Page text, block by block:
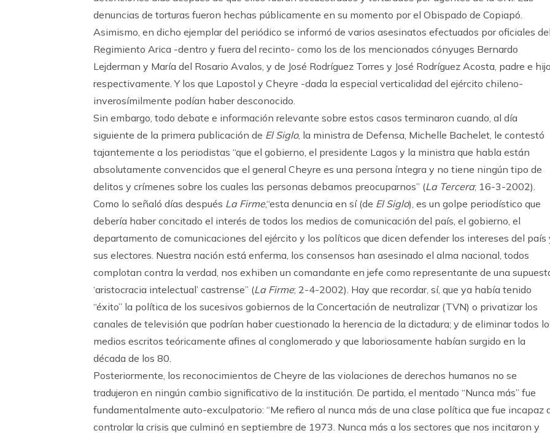
denuncias de torturas fueron hechas públicamente en su momento por el Obispado de Copiapó.
Asimismo, en dicho ejemplar del periódico se informó de varios asesinatos efectuados por oficiales del
Regimiento Arica -dentro y fuera del recinto- como los de los mencionados cónyuges Bernardo
Lejderman y María del Rosario Avalos, y de José Rodríguez Torres y José Rodríguez Acosta, padre e hijo
respectivamente. Y los que Lapostol y Cheyre -dada la especial verticalidad del ejército chileno-
inverosímilmente podían haber desconocido.
Sin embargo, todo debate e información relevante sobre estos casos terminaron cuando, al día
siguiente de la primera publicación de El Siglo, la ministra de Defensa, Michelle Bachelet, le contestó
tajantemente a los periodistas “que el gobierno, el presidente Lagos y la ministra que habla están
absolutamente convencidos que el general Cheyre es una persona íntegra y no tiene ningún tipo de
delitos y crímenes sobre los cuales las personas debamos preocuparnos” (La Tercera; 16-3-2002).
Como lo señaló días después La Firme,“esta denuncia en sí (de El Siglo), es un golpe periodístico que
debería haber concitado el interés de todos los medios de comunicación del país, el gobierno, el
departamento de comunicaciones del ejército y los políticos que dicen defender los intereses del país
sus electores. Nuestra nación está enferma, los consensos han asesinado el alma nacional, todos
complotan contra la verdad, nos exhiben un comandante en jefe como representante de una
‘aristocracia intelectual’ castrense” (La Firme; 2-4-2002). Hay que recordar, sí, que ya había tenido
“éxito” la política de los sucesivos gobiernos de la Concertación de neutralizar (TVN) o privatizar los
canales de televisión que podrían haber cuestionado la herencia de la dictadura; y de eliminar todos
medios escritos teóricamente afines al conglomerado y que laboriosamente habían surgido en la
década de los 80.
Posteriormente, los reconocimientos de Cheyre de las violaciones de derechos humanos no se
tradujeron en ningún cambio significativo de la institución. De partida, el mentado “Nunca más” fue
fundamentalmente auto-exculpatorio: “Me refiero al nunca más de una clase política que fue incapaz
controlar la crisis que culminó en septiembre de 1973. Nunca más a los sectores que nos incitaron y